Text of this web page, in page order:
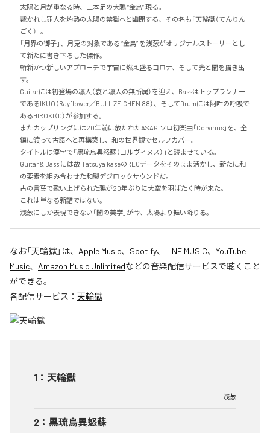
太陽と月が重なる時、三本足の大鴉 “金烏” 現る。
裁かれし罪人を灼熱の太陽の禁獄へと幽閉する、その名も「天輪獄（てんりん
ごく）」。
「月界の御子」、月兎の対象である “金烏” を浅葱がオリジナルストーリーとし
て新たに書き下ろした傑作。
斬新かつ新しいアプローチで宇宙に燃え盛るコロナ、そして光と闇を描き出
す。
Guitarには初登場の凛人（哀と凛人の無所属）を迎え、Bassはトップランナー
であるIKUO（Rayflower／BULL ZEICHEN 88）、そしてDrumには阿吽の呼吸で
あるHIROKI（D）が参加する。
またカップリングには20年前に放たれたASAGIソロ初楽曲「Corvinus」を、全
編に渡って古語へと再構築し、和の世界観でセルフカバー。
タイトルは漢字で「黒琉烏異怒蘇（コルヴィヌス）」と読ませている。
Guitar & Bass には故 Tatsuya kaseのRECデータをそのまま活かし、新たに和
の要素を組み合わせた和製デジロックサウンドだ。
古の言葉で歌い上げられた鴉が20年ぶりに大空を羽ばたく時が来た。
これは単なる新譜ではない。
浅葱にしか表現できない「闇の美学」が今、太陽より舞い降りる。
なお「天輪獄」は、 Apple Music、 Spotify、 LINE MUSIC、 YouTube
Music、 Amazon Music Unlimitedなどの音楽配信サービスで聴くこと
ができる。
各配信サービス： 天輪獄
1 ： 天輪獄
浅葱
2 ： 黒琉烏異怒蘇